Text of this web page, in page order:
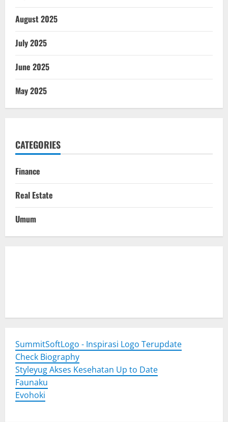
August 2025
July 2025
June 2025
May 2025
CATEGORIES
Finance
Real Estate
Umum
SummitSoftLogo - Inspirasi Logo Terupdate
Check Biography
Styleyug Akses Kesehatan Up to Date
Faunaku
Evohoki